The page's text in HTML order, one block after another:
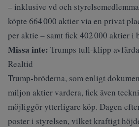
– inklusive vd och
köpte 664 000 aktier via en privat
per aktie – samt fick 402 000 aktier i
Missa inte: Trumps tull-klipp
Realtid
Trump-bröderna, som enligt
miljon aktier vardera, fick även
möjliggör ytterligare köp. Dagen
poster i styrelsen, vilket kraftigt